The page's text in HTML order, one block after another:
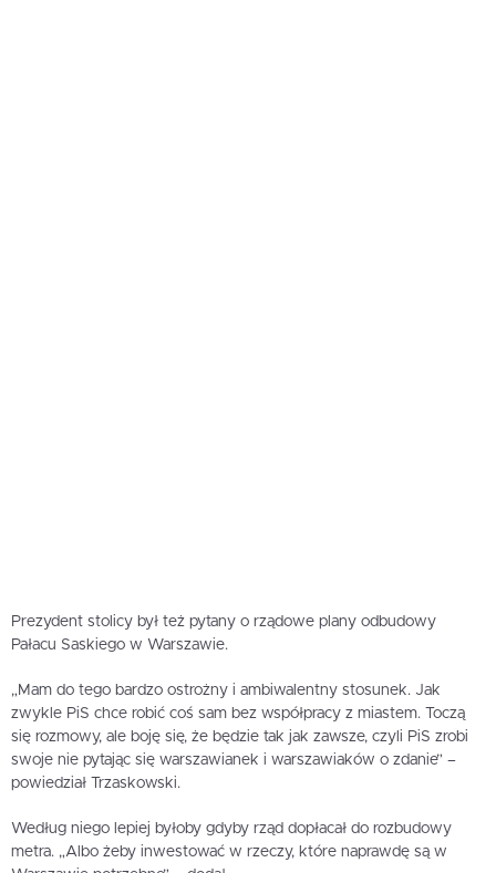
Prezydent stolicy był też pytany o rządowe plany odbudowy
Pałacu Saskiego w Warszawie.
„Mam do tego bardzo ostrożny i ambiwalentny stosunek. Jak
zwykle PiS chce robić coś sam bez współpracy z miastem. Toczą
się rozmowy, ale boję się, że będzie tak jak zawsze, czyli PiS zrobi
swoje nie pytając się warszawianek i warszawiaków o zdanie” –
powiedział Trzaskowski.
Według niego lepiej byłoby gdyby rząd dopłacał do rozbudowy
metra. „Albo żeby inwestować w rzeczy, które naprawdę są w